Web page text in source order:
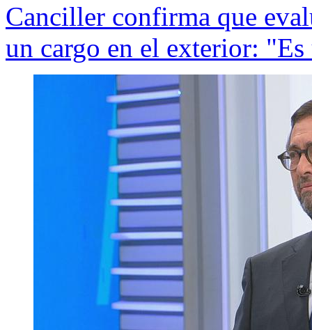
Canciller confirma que
un cargo en el exterior: "Es